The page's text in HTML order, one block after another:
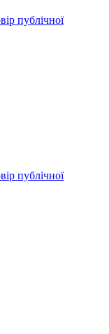
публічної
публічної